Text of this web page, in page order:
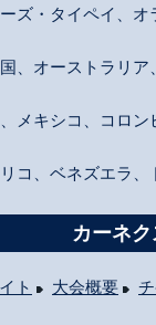
ズ・タイペイ、
、オーストラリ
メキシコ、コロン
コ、ベネズエラ
カーネ
ト 大会概要